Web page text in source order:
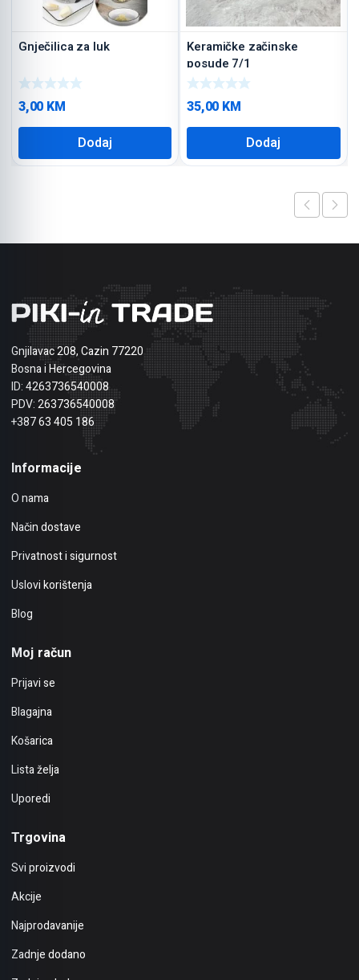
Gnječilica za luk
3,00 KM
Dodaj
Keramičke začinske
posude 7/1
35,00 KM
Dodaj
Gnjilavac 208, Cazin 77220
Bosna i Hercegovina
ID: 4263736540008
PDV: 263736540008
+387 63 405 186
Informacije
O nama
Način dostave
Privatnost i sigurnost
Uslovi korištenja
Blog
Moj račun
Prijavi se
Blagajna
Košarica
Lista želja
Uporedi
Trgovina
Svi proizvodi
Akcije
Najprodavanije
Zadnje dodano